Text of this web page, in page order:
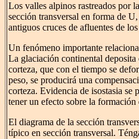
Los valles alpinos rastreados por
sección transversal en forma de
antiguos cruces de afluentes de
Un fenómeno importante
La glaciación continental deposita
corteza, que con el tiempo se
peso, se producirá una
corteza. Evidencia de isostasia se
tener un efecto sobre la
El diagrama de la sección
típico en sección transversal.